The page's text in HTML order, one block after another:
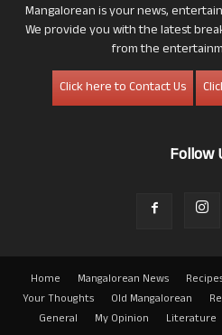
Mangalorean is your news,
We provide you with the latest
from the
Click here to Contact Us
Follow
Home Mangalorean News
Your Thoughts
Old Mangalorean
General
My Opinion Literature